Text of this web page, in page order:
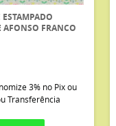
AFONSO FRANCO
3% no Pix ou
Transferência